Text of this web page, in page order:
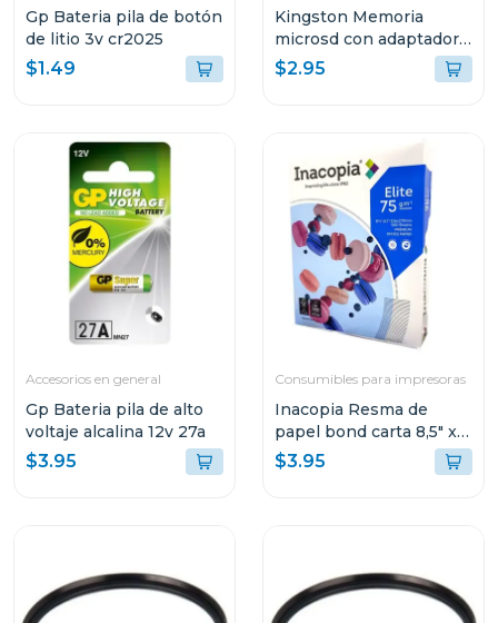
Gp Bateria pila de botón
de litio 3v cr2025
$1.49
Kingston Memoria
microsd con adaptador
de 16gb sdcs16
$2.95
Accesorios en general
Gp Bateria pila de alto
voltaje alcalina 12v 27a
$3.95
Consumibles para impresoras
Inacopia Resma de
papel bond carta 8,5" x
11" elite 75 500 hojas 20
lb
$3.95